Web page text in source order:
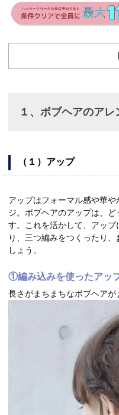
１、ボブヘアのアレ
（１）アップ
アップはフォーマル感や華
ジ。ボブヘアのアップは、
す。これを活かして、アッ
り、三つ編みをつくったり
しょう。
①編み込みを使ったアッ
長さがまちまちなボブヘア